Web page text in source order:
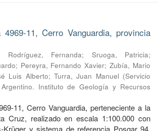
11, Cerro Vanguardia, provincia
Rodríguez, Fernanda; Sruoga, Patricia;
; Pereyra, Fernando Xavier;Zubía, Mario
Luis Alberto; Turra, Juan Manuel (Servicio
Instituto de Geología y Recursos
11, Cerro Vanguardia, perteneciente a la
Cruz, realizado en escala 1:100.000 con
Krüger y sistema de referencia Posgar 94.